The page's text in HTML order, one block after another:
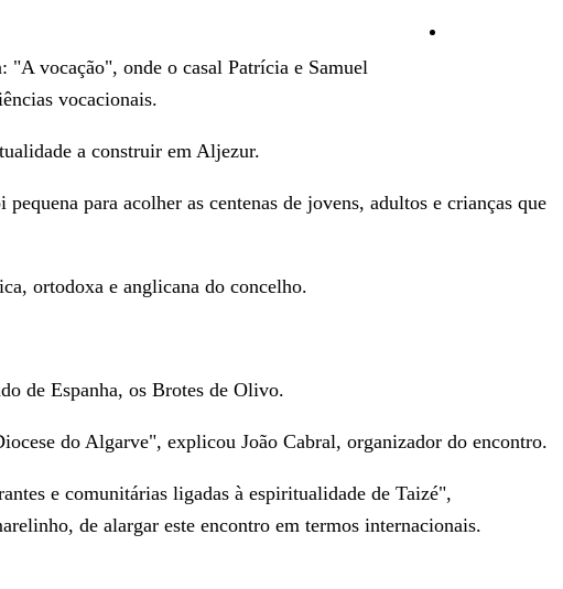
"A vocação", onde o casal Patrícia e Samuel
vocacionais.
a construir em Aljezur.
para acolher as centenas de jovens, adultos e crianças que
ortodoxa e anglicana do concelho.
de Espanha, os Brotes de Olivo.
do Algarve", explicou João Cabral, organizador do encontro.
e comunitárias ligadas à espiritualidade de Taizé",
de alargar este encontro em termos internacionais.